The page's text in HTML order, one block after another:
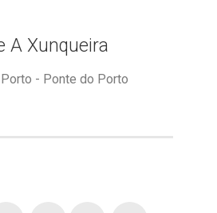
A Xunqueira
- Ponte do Porto